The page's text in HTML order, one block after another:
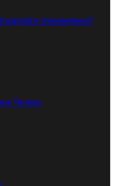
картой и техосмотром?
Челнах